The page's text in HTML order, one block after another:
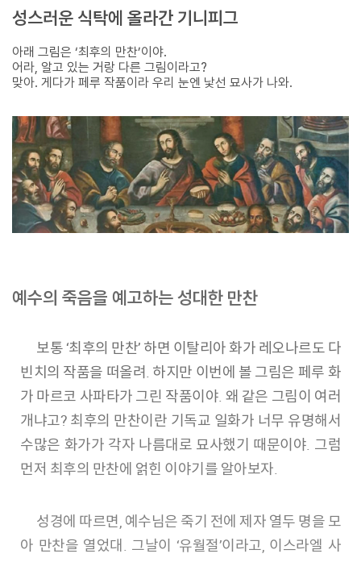
성스러운 식탁에 올라간 기니피그
아래 그림은 ‘최후의 만찬’이야.
어라, 알고 있는 거랑 다른 그림이라고?
맞아. 게다가 페루 작품이라 우리 눈엔 낯선 묘사가 나와.
예수의 죽음을 예고하는 성대한 만찬
보통 ‘최후의 만찬’ 하면 이탈리아 화가 레오나르도 다
빈치의 작품을 떠올려. 하지만 이번에 볼 그림은 페루 화
가 마르코 사파타가 그린 작품이야. 왜 같은 그림이 여러
개냐고? 최후의 만찬이란 기독교 일화가 너무 유명해서
수많은 화가가 각자 나름대로 묘사했기 때문이야. 그럼
먼저 최후의 만찬에 얽힌 이야기를 알아보자.
성경에 따르면, 예수님은 죽기 전에 제자 열두 명을 모
아 만찬을 열었대. 그날이 ‘유월절’이라고, 이스라엘 사